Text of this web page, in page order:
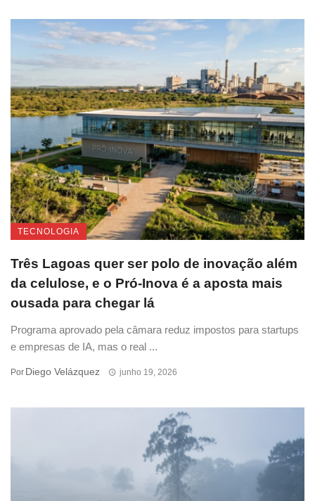
TECNOLOGIA
Três Lagoas quer ser polo de inovação além
da celulose, e o Pró-Inova é a aposta mais
ousada para chegar lá
Programa aprovado pela câmara reduz impostos para startups
e empresas de IA, mas o real ...
Por Diego Velázquez junho 19, 2026